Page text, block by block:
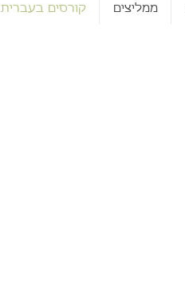
ממליצים קורסים בעברית